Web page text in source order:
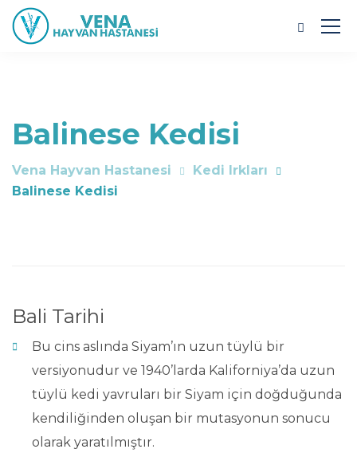
Balinese Kedisi
Vena Hayvan Hastanesi
Kedi Irkları
Balinese Kedisi
Bali Tarihi
Bu cins aslında Siyam’ın uzun tüylü bir
versiyonudur ve 1940’larda Kaliforniya’da uzun
tüylü kedi yavruları bir Siyam için doğduğunda
kendiliğinden oluşan bir mutasyonun sonucu
olarak yaratılmıştır.